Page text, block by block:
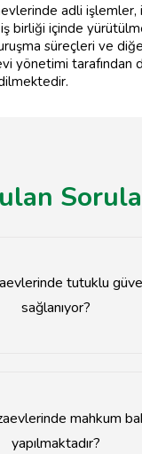
adli işlemler,
birliği içinde
süreçleri ve
yönetimi tarafından
tutuklu
sağlanıyor?
mahkum
yapılmaktadır?